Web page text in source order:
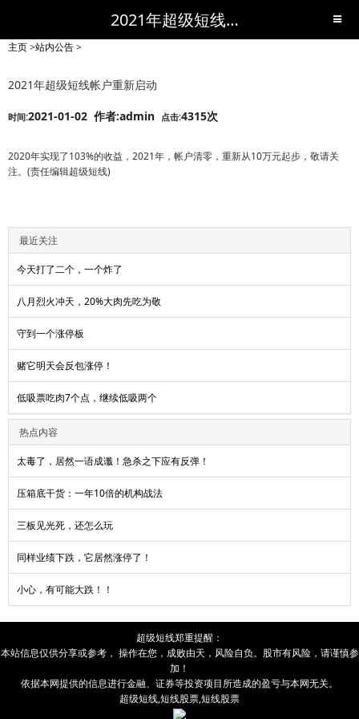
2021年超级短线帐户重新启动-站内公告-短线黑马,短线股票,短线炒股,实战,荐股,操盘,超级短线,令人叹为观止的短线炒股!-超级短线
主页>站内公告>
2021年超级短线帐户重新启动
时间:2021-01-02 作者:admin 点击:4315次
2020年实现了103%的收益，2021年，帐户清零，重新从10万元起步，敬请关
注。(责任编辑超级短线)
最近关注
今天打了二个，一个炸了
八月烈火冲天，20%大肉先吃为敬
守到一个涨停板
赌它明天会反包涨停！
低吸票吃肉7个点，继续低吸两个
热点内容
太毒了，居然一语成谶！急杀之下应有反弹！
压箱底干货：一年10倍的机构战法
三板见光死，还怎么玩
同样业绩下跌，它居然涨停了！
小心，有可能大跌！！
超级短线郑重提醒：
本站信息仅供分享或参考， 操作在您，成败由天 ，风险自负。股市有风险，请谨慎参
加！
依据本网提供的信息进行金融、证券等投资项目所造成的盈亏与本网无关。
超级短线,短线股票,短线股票